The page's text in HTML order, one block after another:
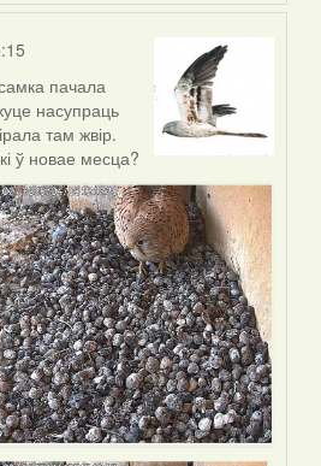
пачала
насупраць
там жвір.
ў новае месца?